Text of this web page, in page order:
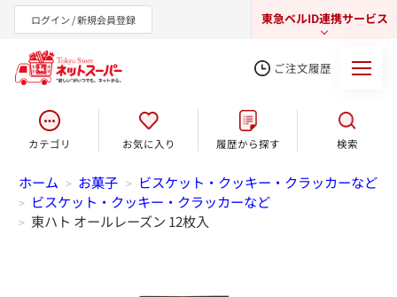
ログイン / 新規会員登録 東急ベルID連携サービス
東急オンラインショップ
ご注文履歴
カテゴリ お気に入り 履歴から探す 検索
ホーム > お菓子 > ビスケット・クッキー・クラッカーなど
> ビスケット・クッキー・クラッカーなど
> 東ハト オールレーズン 12枚入